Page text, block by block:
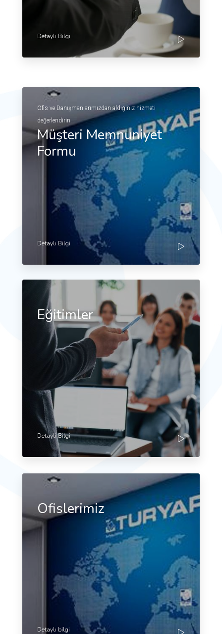
Detaylı Bilgi
Ofis ve Danışmanlarımızdan aldığınız hizmeti
değerlendirin.
Müşteri Memnuniyet
Formu
Detaylı Bilgi
Eğitimler
Detayli Bilgi
Ofislerimiz
Detaylı bilgi